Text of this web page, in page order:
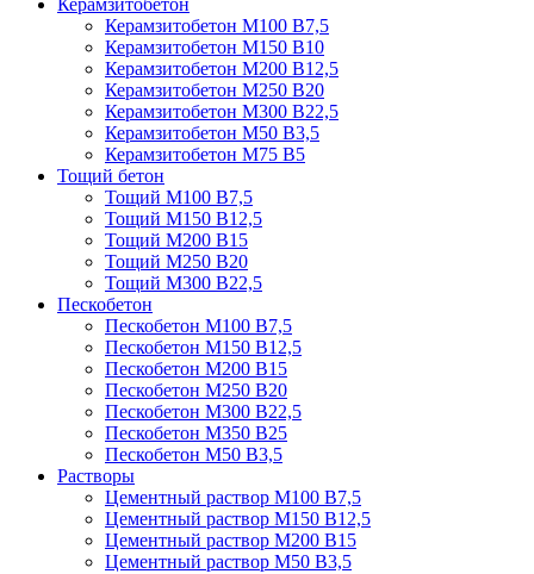
Керамзитобетон
Керамзитобетон М100 В7,5
Керамзитобетон М150 В10
Керамзитобетон М200 В12,5
Керамзитобетон М250 В20
Керамзитобетон М300 В22,5
Керамзитобетон М50 В3,5
Керамзитобетон М75 В5
Тощий бетон
Тощий М100 В7,5
Тощий М150 В12,5
Тощий М200 В15
Тощий М250 В20
Тощий М300 В22,5
Пескобетон
Пескобетон М100 В7,5
Пескобетон М150 В12,5
Пескобетон М200 В15
Пескобетон М250 В20
Пескобетон М300 В22,5
Пескобетон М350 В25
Пескобетон М50 В3,5
Растворы
Цементный раствор М100 В7,5
Цементный раствор М150 В12,5
Цементный раствор М200 В15
Цементный раствор М50 В3,5